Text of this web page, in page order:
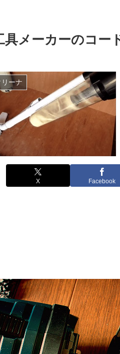
具メーカーのコー
ーナ
X Facebook